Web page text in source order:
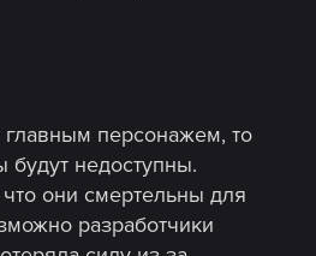
персонажем, то
будут недоступны.
они смертельны для
разработчики